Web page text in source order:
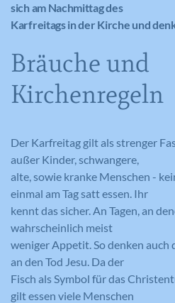
sich am Nachmittag des
Karfreitags in der Kirche und
Bräuche und
Kirchenregeln
Der Karfreitag gilt als strenger
außer Kinder, schwangere,
alte, sowie kranke Menschen -
einmal am Tag satt essen. Ihr
kennt das sicher. An Tagen, an
wahrscheinlich meist
weniger Appetit. So denken auch
an den Tod Jesu. Da der
Fisch als Symbol für das
gilt essen viele Menschen